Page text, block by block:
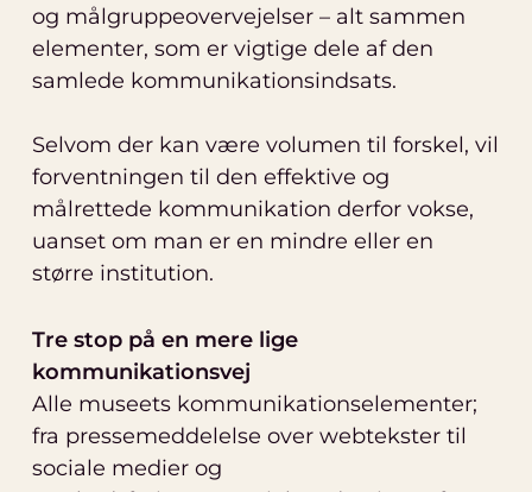
og målgruppeovervejelser – alt sammen
elementer, som er vigtige dele af den
samlede kommunikationsindsats.
Selvom der kan være volumen til forskel, vil
forventningen til den effektive og
målrettede kommunikation derfor vokse,
uanset om man er en mindre eller en
større institution.
Tre stop på en mere lige
kommunikationsvej
Alle museets kommunikationselementer;
fra pressemeddelelse over webtekster til
sociale medier og